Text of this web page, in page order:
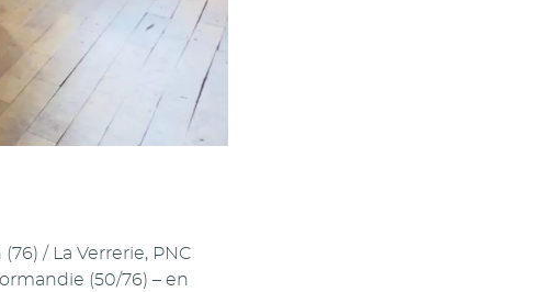
/ La Verrerie, PNC
(50/76) – en